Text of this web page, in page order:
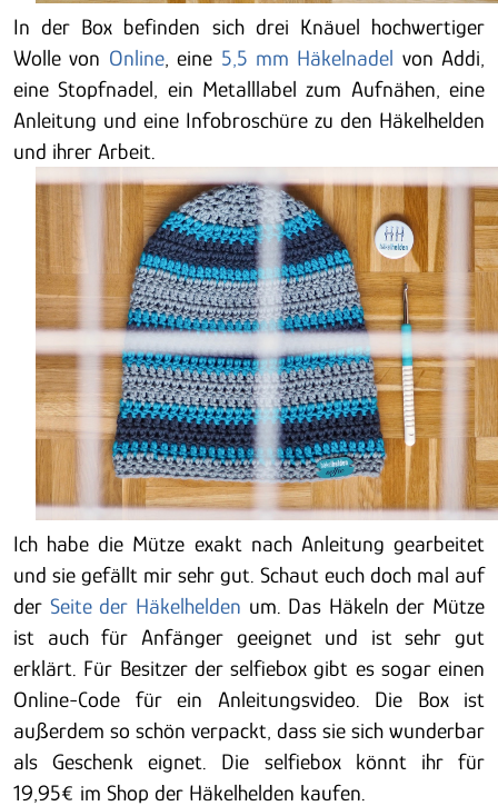
In der Box befinden sich drei Knäuel hochwertiger
Wolle von Online, eine 5,5 mm Häkelnadel von Addi,
eine Stopfnadel, ein Metalllabel zum Aufnähen, eine
Anleitung und eine Infobroschüre zu den Häkelhelden
und ihrer Arbeit.
Ich habe die Mütze exakt nach Anleitung gearbeitet
und sie gefällt mir sehr gut. Schaut euch doch mal auf
der Seite der Häkelhelden um. Das Häkeln der Mütze
ist auch für Anfänger geeignet und ist sehr gut
erklärt. Für Besitzer der selfiebox gibt es sogar einen
Online-Code für ein Anleitungsvideo. Die Box ist
außerdem so schön verpackt, dass sie sich wunderbar
als Geschenk eignet. Die selfiebox könnt ihr für
19,95€ im Shop der Häkelhelden kaufen.